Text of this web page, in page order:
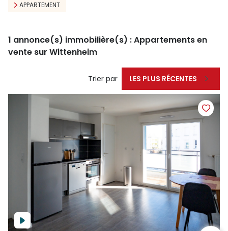
APPARTEMENT
1 annonce(s) immobilière(s) : Appartements en
vente sur Wittenheim
Trier par LES PLUS RÉCENTES